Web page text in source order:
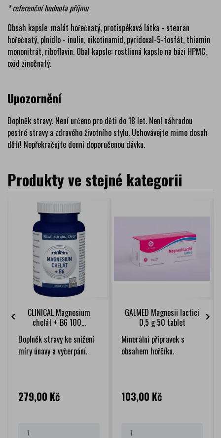
* referenční hodnota příjmu
Obsah kapsle: malát hořečnatý, protispékavá látka - stearan
hořečnatý, plnidlo - inulin, nikotinamid, pyridoxal-5-fosfát, thiamin
mononitrát, riboflavin. Obal kapsle: rostlinná kapsle na bázi HPMC,
oxid zinečnatý.
Upozornění
Doplněk stravy. Není určeno pro děti do 18 let. Není náhradou
pestré stravy a zdravého životního stylu. Uchovávejte mimo dosah
dětí! Nepřekračujte denní doporučenou dávku.
Produkty ve stejné kategorii
CLINICAL Magnesium
chelát + B6 100...
Doplněk stravy ke snížení
míry únavy a vyčerpání.
Cena
279,00 Kč
GALMED Magnesii lactici
0,5 g 50 tablet
Minerální přípravek s
obsahem hořčíku.
Cena
103,00 Kč
 